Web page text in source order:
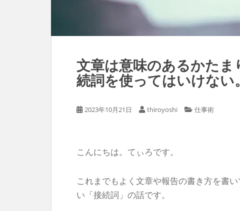
文章は意味のあるかた
続詞を使ってはいけない
2023年10月21日 thiroyoshi 仕事術
こんにちは。てぃろです。
これまでもよく文章や報告の書き方を書
い「接続詞」の話です。